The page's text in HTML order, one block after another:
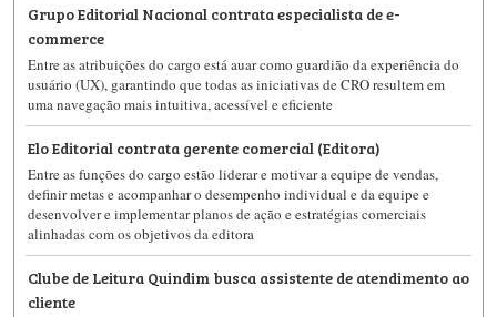
Grupo Editorial Nacional contrata especialista de e-
commerce
Entre as atribuições do cargo está auar como guardião da experiência do
usuário (UX), garantindo que todas as iniciativas de CRO resultem em
uma navegação mais intuitiva, acessível e eficiente
Elo Editorial contrata gerente comercial (Editora)
Entre as funções do cargo estão liderar e motivar a equipe de vendas,
definir metas e acompanhar o desempenho individual e da equipe e
desenvolver e implementar planos de ação e estratégias comerciais
alinhadas com os objetivos da editora
Clube de Leitura Quindim busca assistente de atendimento ao
cliente